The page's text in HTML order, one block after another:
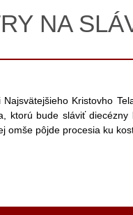
NA
Kristovho
ktorú bude sláviť
omše pôjde procesia ku